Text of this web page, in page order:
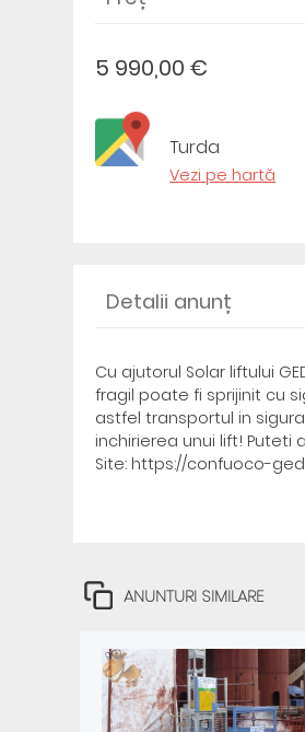
5 990,00 €
Turda
Vezi pe hartă
Detalii anunț
Cu ajutorul Solar liftului
fragil poate fi sprijinit cu
astfel transportul in
inchirierea unui lift! Puteti
Site: https://confuoco-
ANUNTURI SIMILARE